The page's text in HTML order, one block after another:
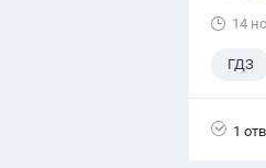
14
ГДЗ
1